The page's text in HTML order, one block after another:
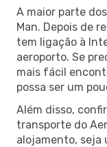
A maior parte
Man. Depois de
tem ligação à
aeroporto. Se
mais fácil
possa ser um
Além disso,
transporte do
alojamento, seja